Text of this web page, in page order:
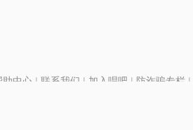
助中心 | 联系我们 | 加入唱吧 | 防诈骗专栏 |